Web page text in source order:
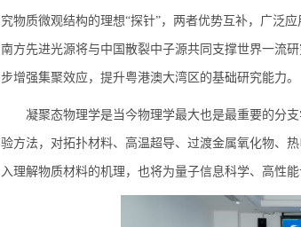
究物质微观结构的理想“探针”，两者优势互补，广泛
南方先进光源将与中国散裂中子源共同支撑世界一流
步增强集聚效应，提升粤港澳大湾区的基础研究能力。
凝聚态物理学是当今物理学最大也是最重要的分
验方法，对拓扑材料、高温超导、过渡金属氧化物、
入理解物质材料的机理，也将为量子信息科学、高性